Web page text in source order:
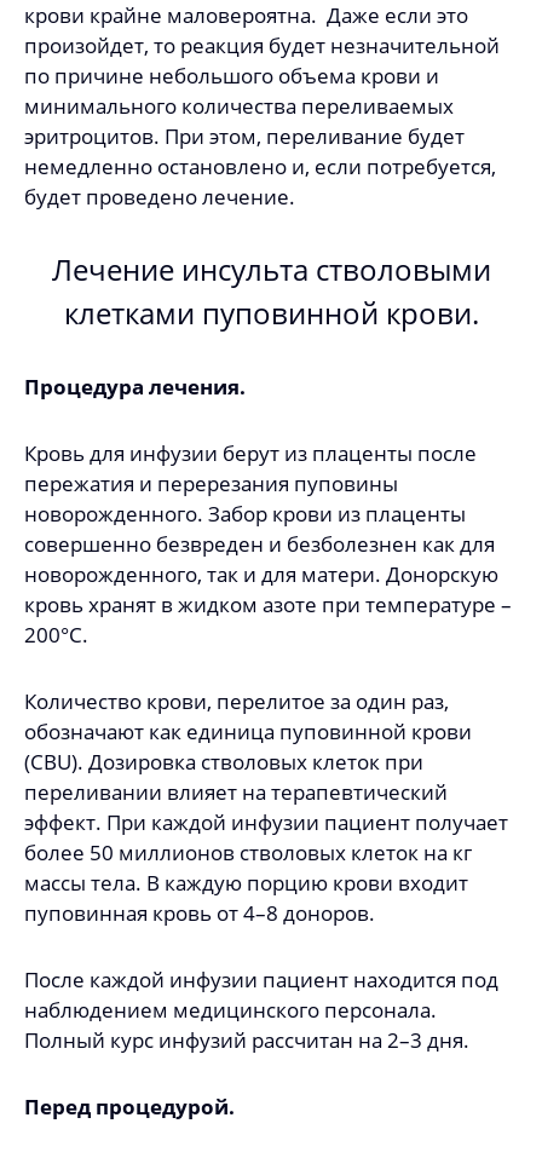
крови крайне маловероятна. Даже если это
произойдет, то реакция будет незначительной
по причине небольшого объема крови и
минимального количества переливаемых
эритроцитов. При этом, переливание будет
немедленно остановлено и, если потребуется,
будет проведено лечение.
Лечение инсульта стволовыми
клетками пуповинной крови.
Процедура лечения.
Кровь для инфузии берут из плаценты после
пережатия и перерезания пуповины
новорожденного. Забор крови из плаценты
совершенно безвреден и безболезнен как для
новорожденного, так и для матери. Донорскую
кровь хранят в жидком азоте при температуре –
200°C.
Количество крови, перелитое за один раз,
обозначают как единица пуповинной крови
(CBU). Дозировка стволовых клеток при
переливании влияет на терапевтический
эффект. При каждой инфузии пациент получает
более 50 миллионов стволовых клеток на кг
массы тела. В каждую порцию крови входит
пуповинная кровь от 4–8 доноров.
После каждой инфузии пациент находится под
наблюдением медицинского персонала.
Полный курс инфузий рассчитан на 2–3 дня.
Перед процедурой.